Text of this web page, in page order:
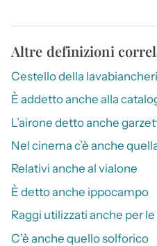
Altre definizioni
Cestello della
È addetto anche alla
L’airone detto anche
Nel cinema c’è anche
Relativi anche al vialone
È detto anche ippocampo
Raggi utilizzati anche per
C’è anche quello solforico